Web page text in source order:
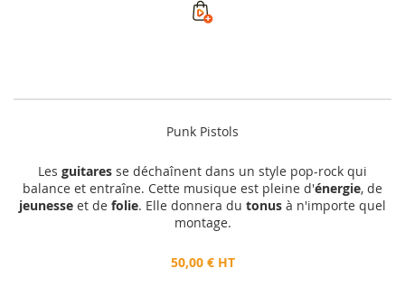
Punk Pistols
Les guitares se déchaînent dans un style pop-rock qui
balance et entraîne. Cette musique est pleine d'énergie, de
jeunesse et de folie. Elle donnera du tonus à n'importe quel
montage.
50,00 € HT